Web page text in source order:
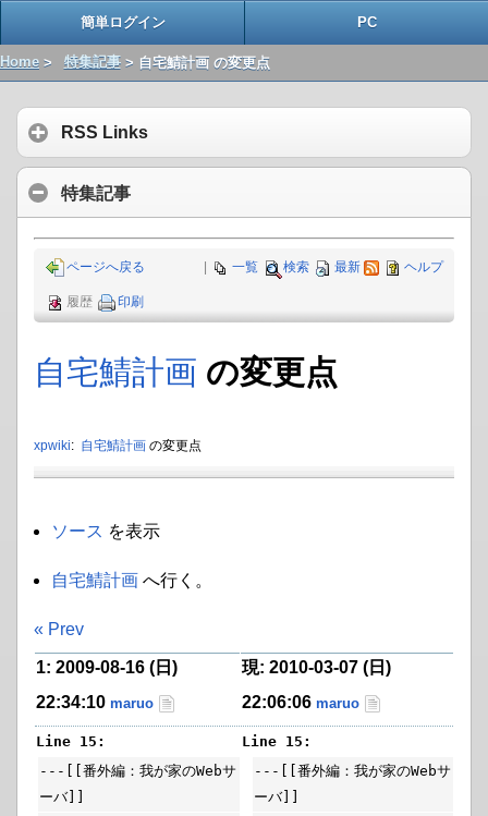
簡単ログイン PC
Home > 特集記事> 自宅鯖計画 の変更点
RSS Links
特集記事
一覧 検索 最新 ヘルプ
ページへ戻る
履歴 印刷
自宅鯖計画 の変更点
xpwiki: 自宅鯖計画 の変更点
ソース を表示
自宅鯖計画 へ行く。
« Prev
1: 2009-08-16 (日)
22:34:10 maruo
現: 2010-03-07 (日)
22:06:06 maruo
Line 15:
Line 15:
---[[番外編：我が家のWebサ
ーバ]]
---[[番外編：我が家のWebサ
ーバ]]